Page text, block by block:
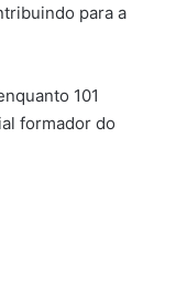
para a
101
formador do